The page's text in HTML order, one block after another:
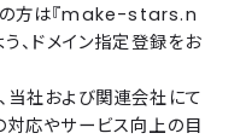
の方は『make-stars.n
、ドメイン指定登録をお
社および関連会社にて
対応やサービス向上の目